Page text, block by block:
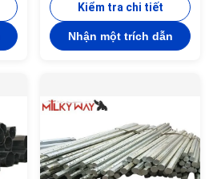
và 3mm độ dày tường
Kiểm tra chi tiết
Nhận một trích dẫn